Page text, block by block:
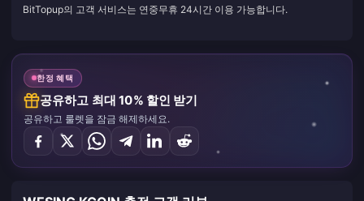
BitTopup의 고객 서비스는 연중무휴 24시간 이용 가능합니다.
한정 혜택
공유하고 최대 10% 할인 받기
공유하고 룰렛을 잠금 해제하세요.